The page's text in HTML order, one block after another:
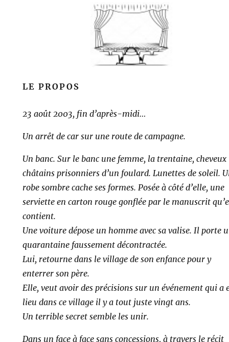
LE PROPOS
23 août 2003, fin d’après-midi…
Un arrêt de car sur une route de campagne.
Un banc. Sur le banc une femme, la trentaine, cheveux
châtains prisonniers d’un foulard. Lunettes de soleil.
robe sombre cache ses formes. Posée à côté d’elle, une
serviette en carton rouge gonflée par le manuscrit
contient.
Une voiture dépose un homme avec sa valise. Il porte
quarantaine faussement décontractée.
Lui, retourne dans le village de son enfance pour y
enterrer son père.
Elle, veut avoir des précisions sur un événement qui a
lieu dans ce village il y a tout juste vingt ans.
Un terrible secret semble les unir.
Dans un face à face sans concessions, à travers le récit